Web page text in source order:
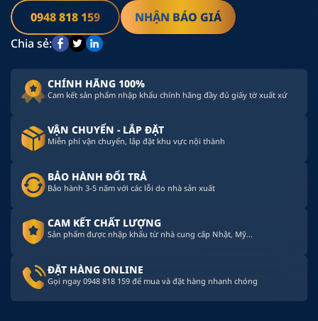
0948 818 159
NHẬN BÁO GIÁ
Chia sẻ:
CHÍNH HÃNG 100%
Cam kết sản phẩm nhập khẩu chính hãng đầy đủ giấy tờ xuất xứ
VẬN CHUYỂN - LẮP ĐẶT
Miễn phí vận chuyển, lắp đặt khu vực nội thành
BẢO HÀNH ĐỔI TRẢ
Bảo hành 3-5 năm với các lỗi do nhà sản xuất
CAM KẾT CHẤT LƯỢNG
Sản phẩm được nhập khẩu từ nhà cung cấp Nhật, Mỹ...
ĐẶT HÀNG ONLINE
Gọi ngay 0948 818 159 để mua và đặt hàng nhanh chóng